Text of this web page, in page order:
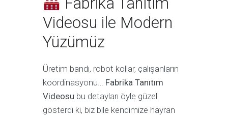
Videosu ile Modern
Yüzümüz
Üretim bandı, robot kollar, çalışanların
koordinasyonu… Fabrika Tanıtım
Videosu bu detayları öyle güzel
gösterdi ki, biz bile kendimize hayran